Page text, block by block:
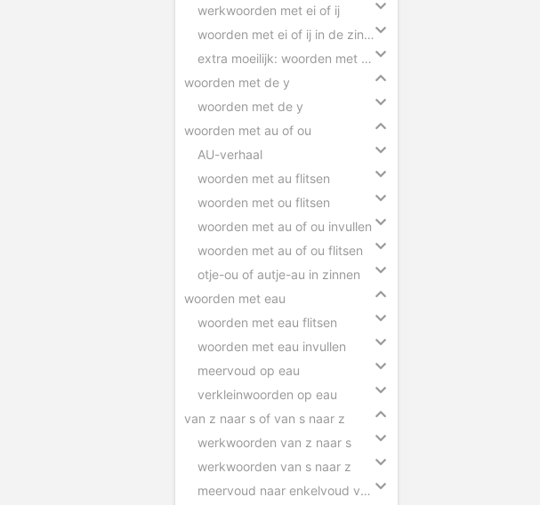
werkwoorden met ei of ij
woorden met ei of ij in de zin slepen
extra moeilijk: woorden met ei of ij
woorden met de y
woorden met de y
woorden met au of ou
AU-verhaal
woorden met au flitsen
woorden met ou flitsen
woorden met au of ou invullen
woorden met au of ou flitsen
otje-ou of autje-au in zinnen
woorden met eau
woorden met eau flitsen
woorden met eau invullen
meervoud op eau
verkleinwoorden op eau
van z naar s of van s naar z
werkwoorden van z naar s
werkwoorden van s naar z
meervoud naar enkelvoud van z naar s